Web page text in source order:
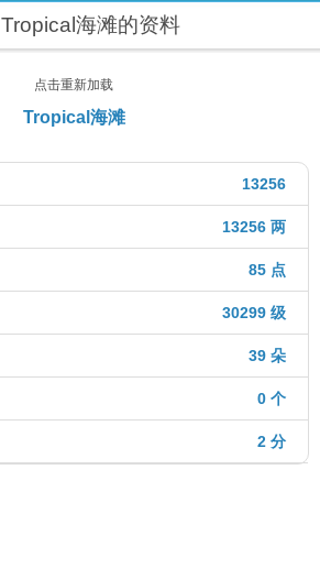
Tropical海滩的资料
点击重新加载
Tropical海滩
13256
13256 两
85 点
30299 级
39 朵
0 个
2 分